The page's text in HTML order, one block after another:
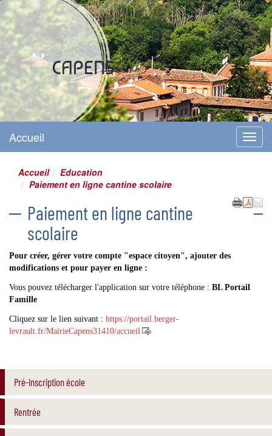
CAPENS
Site officiel
Menu
Accueil
Accueil
Education
Paiement en ligne cantine scolaire
Paiement en ligne cantine
scolaire
Pour créer, gérer votre compte "espace citoyen", ajouter des
modifications et pour payer en ligne :
Vous pouvez télécharger l'application sur votre téléphone : BL Portail
Famille
Cliquez sur le lien suivant : https://portail.berger-
levrault.fr/MairieCapens31410/accueil
Pré-inscription école
Rentrée